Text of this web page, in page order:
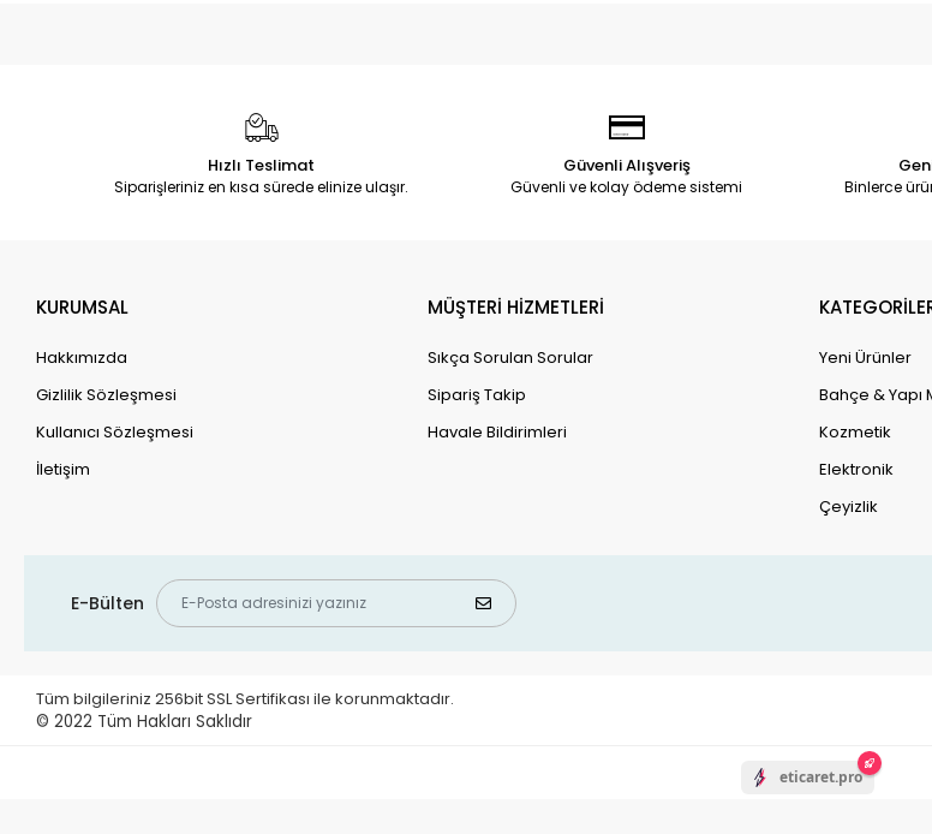
Hızlı Teslimat
Siparişleriniz en kısa sürede elinize ulaşır.
Güvenli Alışveriş
Güvenli ve kolay ödeme sistemi Binlerce
KURUMSAL
Hakkımızda
Gizlilik Sözleşmesi
Kullanıcı Sözleşmesi
İletişim
MÜŞTERİ HİZMETLERİ
Sıkça Sorulan Sorular
Sipariş Takip
Havale Bildirimleri
Yeni Ürünler
Bahçe & Yapı
Kozmetik
Elektronik
Çeyizlik
E-Bülten
Tüm bilgileriniz 256bit SSL Sertifikası ile korunmaktadır.
© 2022 Tüm Hakları Saklıdır
eticaret.pro